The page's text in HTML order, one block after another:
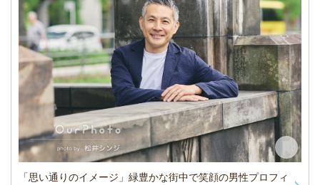
「思い通りのイメージ」緑豊かな街中で笑顔の男性プロフィ